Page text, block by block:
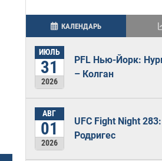
КАЛЕНДАРЬ
ИЮЛЬ
31
2026
PFL Нью-Йорк:
– Колган
АВГ
01
2026
UFC Fight Night
Родригес